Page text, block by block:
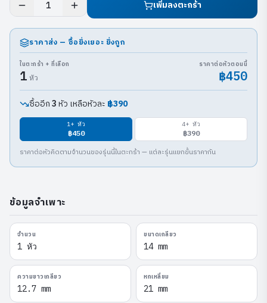
1 เพิ่มลงตะกร้า
ราคาส่ง — ซื้อยิ่งเยอะ ยิ่งถูก
ในตะกร้า + ที่เลือก
1 หัว
ราคาต่อหัวตอนนี้
฿450
ซื้ออีก 3 หัว เหลือหัวละ ฿390
1+ หัว
฿450
4+ หัว
฿390
ราคาต่อหัวคิดตามจำนวนของรุ่นนี้ในตะกร้า — แต่ละรุ่นแยกขั้นราคากัน
ข้อมูลจำเพาะ
จำนวน
1 หัว
ขนาดเกลียว
14 mm
ความยาวเกลียว
12.7 mm
หกเหลี่ยม
21 mm